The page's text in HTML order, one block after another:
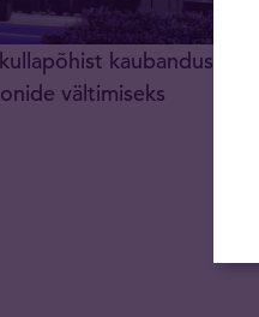
kaubandust
vältimiseks